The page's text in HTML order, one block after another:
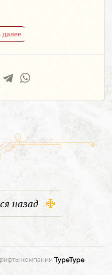
далее
назад
компании